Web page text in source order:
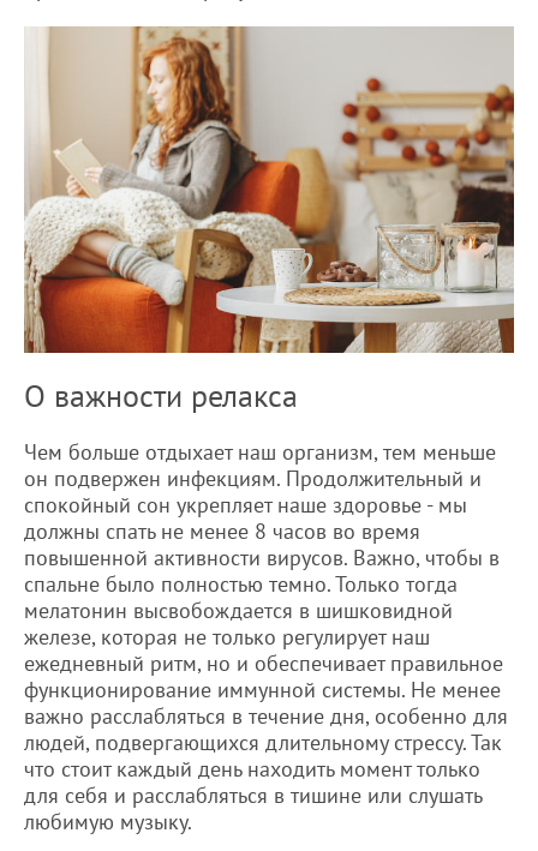
О важности релакса
Чем больше отдыхает наш организм, тем меньше
он подвержен инфекциям. Продолжительный и
спокойный сон укрепляет наше здоровье - мы
должны спать не менее 8 часов во время
повышенной активности вирусов. Важно, чтобы в
спальне было полностью темно. Только тогда
мелатонин высвобождается в шишковидной
железе, которая не только регулирует наш
ежедневный ритм, но и обеспечивает правильное
функционирование иммунной системы. Не менее
важно расслабляться в течение дня, особенно для
людей, подвергающихся длительному стрессу. Так
что стоит каждый день находить момент только
для себя и расслабляться в тишине или слушать
любимую музыку.